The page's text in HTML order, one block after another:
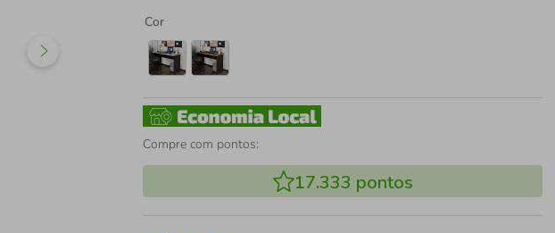
Cor
Compre com pontos:
17.333 pontos